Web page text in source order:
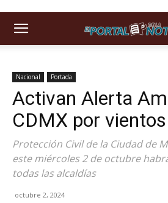
Nacional Portada
Activan Alerta
CDMX por
Protección Civil de la Ciudad de
este miércoles 2 de octubre
todas las alcaldías
octubre 2, 2024